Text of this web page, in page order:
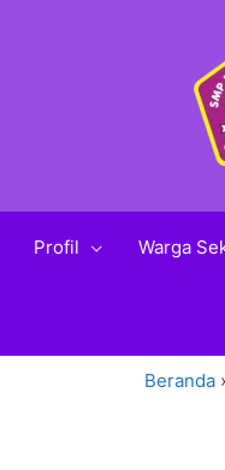
Profil Warga
Beranda